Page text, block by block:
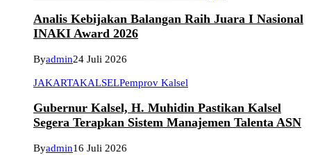
Analis Kebijakan Balangan Raih Juara I Nasional
INAKI Award 2026
Byadmin24 Juli 2026
JAKARTAKALSELPemprov Kalsel
Gubernur Kalsel, H. Muhidin Pastikan Kalsel
Segera Terapkan Sistem Manajemen Talenta ASN
Byadmin16 Juli 2026